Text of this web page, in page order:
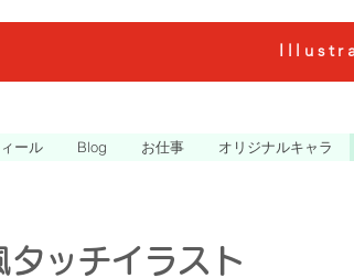
ール Blog お仕事 オリジナルキャラ
タッチイラスト